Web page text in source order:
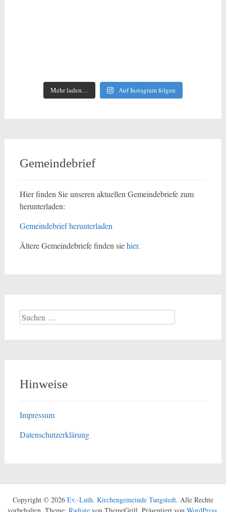
Mehr laden… Auf Instagram folgen
Gemeindebrief
Hier finden Sie unseren aktuellen Gemeindebriefe zum
herunterladen:
Gemeindebrief herunterladen
Ältere Gemeindebriefe finden siehier.
Suchen
nach:
Hinweise
Impressum
Datenschutzerklärung
Copyright © 2026 Ev.-Luth. Kirchengemeinde Tangstedt. Alle Rechte